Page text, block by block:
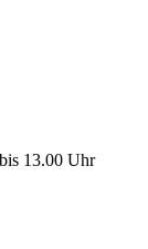
13.00 Uhr